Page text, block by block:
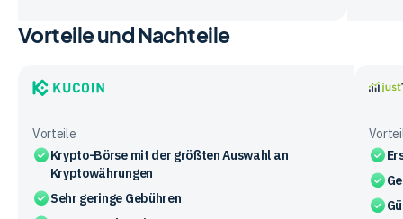
Vorteile und Nachteile
Vorteile
Krypto-Börse mit der größten Auswahl an
Kryptowährungen
Sehr geringe Gebühren